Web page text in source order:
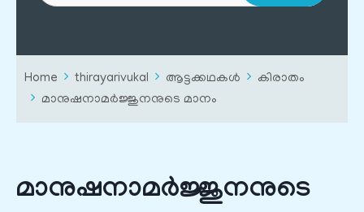
Home thirayarivukal ആട്ടക്കഥകൾ
കിരാതം
മാനുഷനാമർജ്ജുനനുടെ മാനം
മാനുഷനാമർജ്ജുനനുടെ